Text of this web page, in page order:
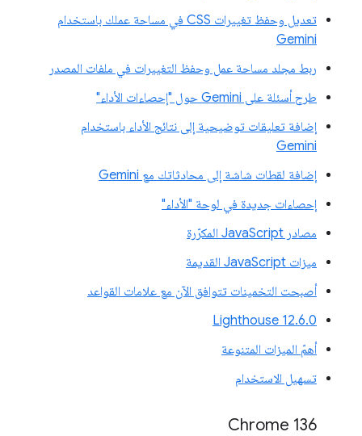
تعديل وحفظ تغييرات CSS في مساحة عملك باستخدام
Gemini
ربط مجلد مساحة عمل وحفظ التغييرات في ملفات المصدر
طرح أسئلة على Gemini حول "إحصاءات الأداء"
إضافة تعليقات توضيحية إلى نتائج الأداء باستخدام
Gemini
إضافة لقطات شاشة إلى محادثاتك مع Gemini
إحصاءات جديدة في لوحة "الأداء"
مصادر JavaScript المكرّرة
ميزات JavaScript القديمة
أصبحت التخمينات تتوافق الآن مع علامات القواعد
‫Lighthouse 12.6.0
أهمّ الميزات المتنوعة
تسهيل الاستخدام
Chrome 136